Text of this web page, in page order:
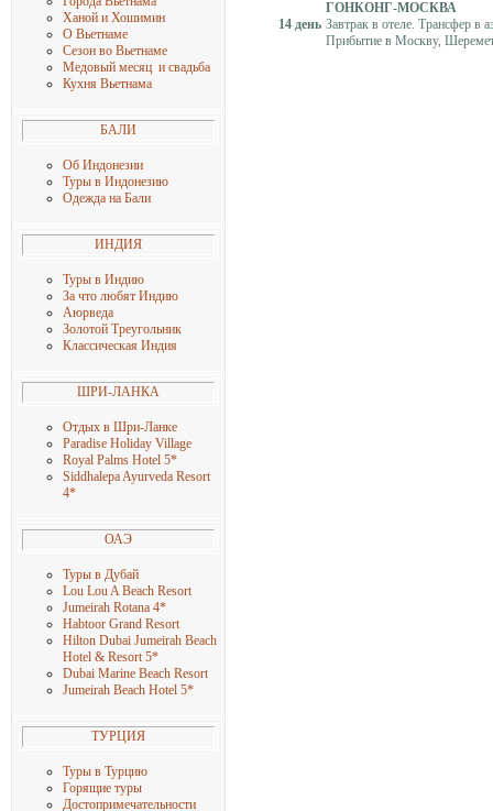
Ханой и Хошимин
О Вьетнаме
Сезон во Вьетнаме
Медовый месяц и свадьба
Кухня Вьетнама
БАЛИ
Об Индонезии
Туры в Индонезию
Одежда на Бали
ИНДИЯ
Туры в Индию
За что любят Индию
Аюрведа
Золотой Треугольник
Классическая Индия
ШРИ-ЛАНКА
Отдых в Шри-Ланке
Paradise Holiday Village
Royal Palms Hotel 5*
Siddhalepa Ayurveda Resort
4*
ОАЭ
Туры в Дубай
Lou Lou A Beach Resort
Jumeirah Rotana 4*
Habtoor Grand Resort
Hilton Dubai Jumeirah Beach
Hotel & Resort 5*
Dubai Marine Beach Resort
Jumeirah Beach Hotel 5*
ТУРЦИЯ
Туры в Турцию
Горящие туры
Достопримечательности
14 день
ГОНКОНГ-МОСКВА
Завтрак в отеле. Трансфер в
Прибытие в Москву,